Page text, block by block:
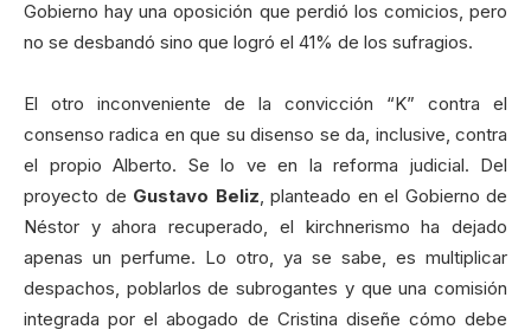
Gobierno hay una oposición que perdió los comicios, pero
no se desbandó sino que logró el 41% de los sufragios.
El otro inconveniente de la convicción “K” contra el
consenso radica en que su disenso se da, inclusive, contra
el propio Alberto. Se lo ve en la reforma judicial. Del
proyecto de Gustavo Beliz , planteado en el Gobierno de
Néstor y ahora recuperado, el kirchnerismo ha dejado
apenas un perfume. Lo otro, ya se sabe, es multiplicar
despachos, poblarlos de subrogantes y que una comisión
integrada por el abogado de Cristina diseñe cómo debe